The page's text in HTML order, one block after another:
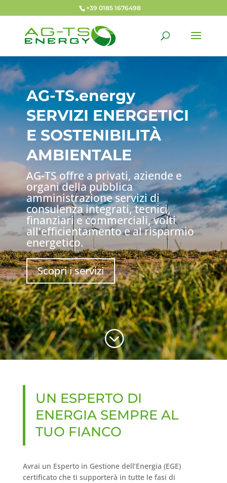
+39 0185 1676498
AG-TS.energy
SERVIZI ENERGETICI
E SOSTENIBILITÀ
AMBIENTALE
AG-TS offre a privati, aziende e
organi della pubblica
amministrazione servizi di
consulenza integrati, tecnici,
finanziari e commerciali, volti
all'efficientamento e al risparmio
energetico.
Scopri i servizi
;
UN ESPERTO DI
ENERGIA SEMPRE AL
TUO FIANCO
Avrai un Esperto in Gestione dell’Energia (EGE)
certificato che ti supporterà in tutte le fasi di